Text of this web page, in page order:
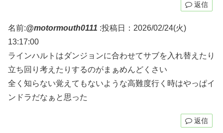
返信
名前:@motormouth0111 :投稿日：2026/02/24(火)
13:17:00
ラインハルトはダンジョンに合わせてサブを入れ替えたり
立ち回り考えたりするのがまぁめんどくさい
全く知らない覚えてもないような高難度行く時はやっぱイ
ンドラだなぁと思った
返信